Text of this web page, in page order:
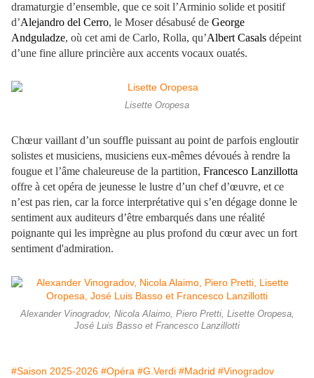
dramaturgie d’ensemble, que ce soit l’Arminio solide et positif
d’Alejandro del Cerro, le Moser désabusé de George
Andguladze, où cet ami de Carlo, Rolla, qu’Albert Casals dépeint
d’une fine allure princière aux accents vocaux ouatés.
Lisette Oropesa
Chœur vaillant d’un souffle puissant au point de parfois engloutir
solistes et musiciens, musiciens eux-mêmes dévoués à rendre la
fougue et l’âme chaleureuse de la partition, Francesco Lanzillotta
offre à cet opéra de jeunesse le lustre d’un chef d’œuvre, et ce
n’est pas rien, car la force interprétative qui s’en dégage donne le
sentiment aux auditeurs d’être embarqués dans une réalité
poignante qui les imprègne au plus profond du cœur avec un fort
sentiment d'admiration.
Alexander Vinogradov, Nicola Alaimo, Piero Pretti, Lisette Oropesa,
José Luis Basso et Francesco Lanzillotti
#Saison 2025-2026 #Opéra #G.Verdi #Madrid #Vinogradov